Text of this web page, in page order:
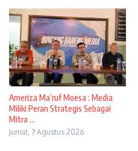
Ameriza Ma’ruf Moesa : Media
Miliki Peran Strategis Sebagai
Mitra ...
Jumat, 7 Agustus 2026